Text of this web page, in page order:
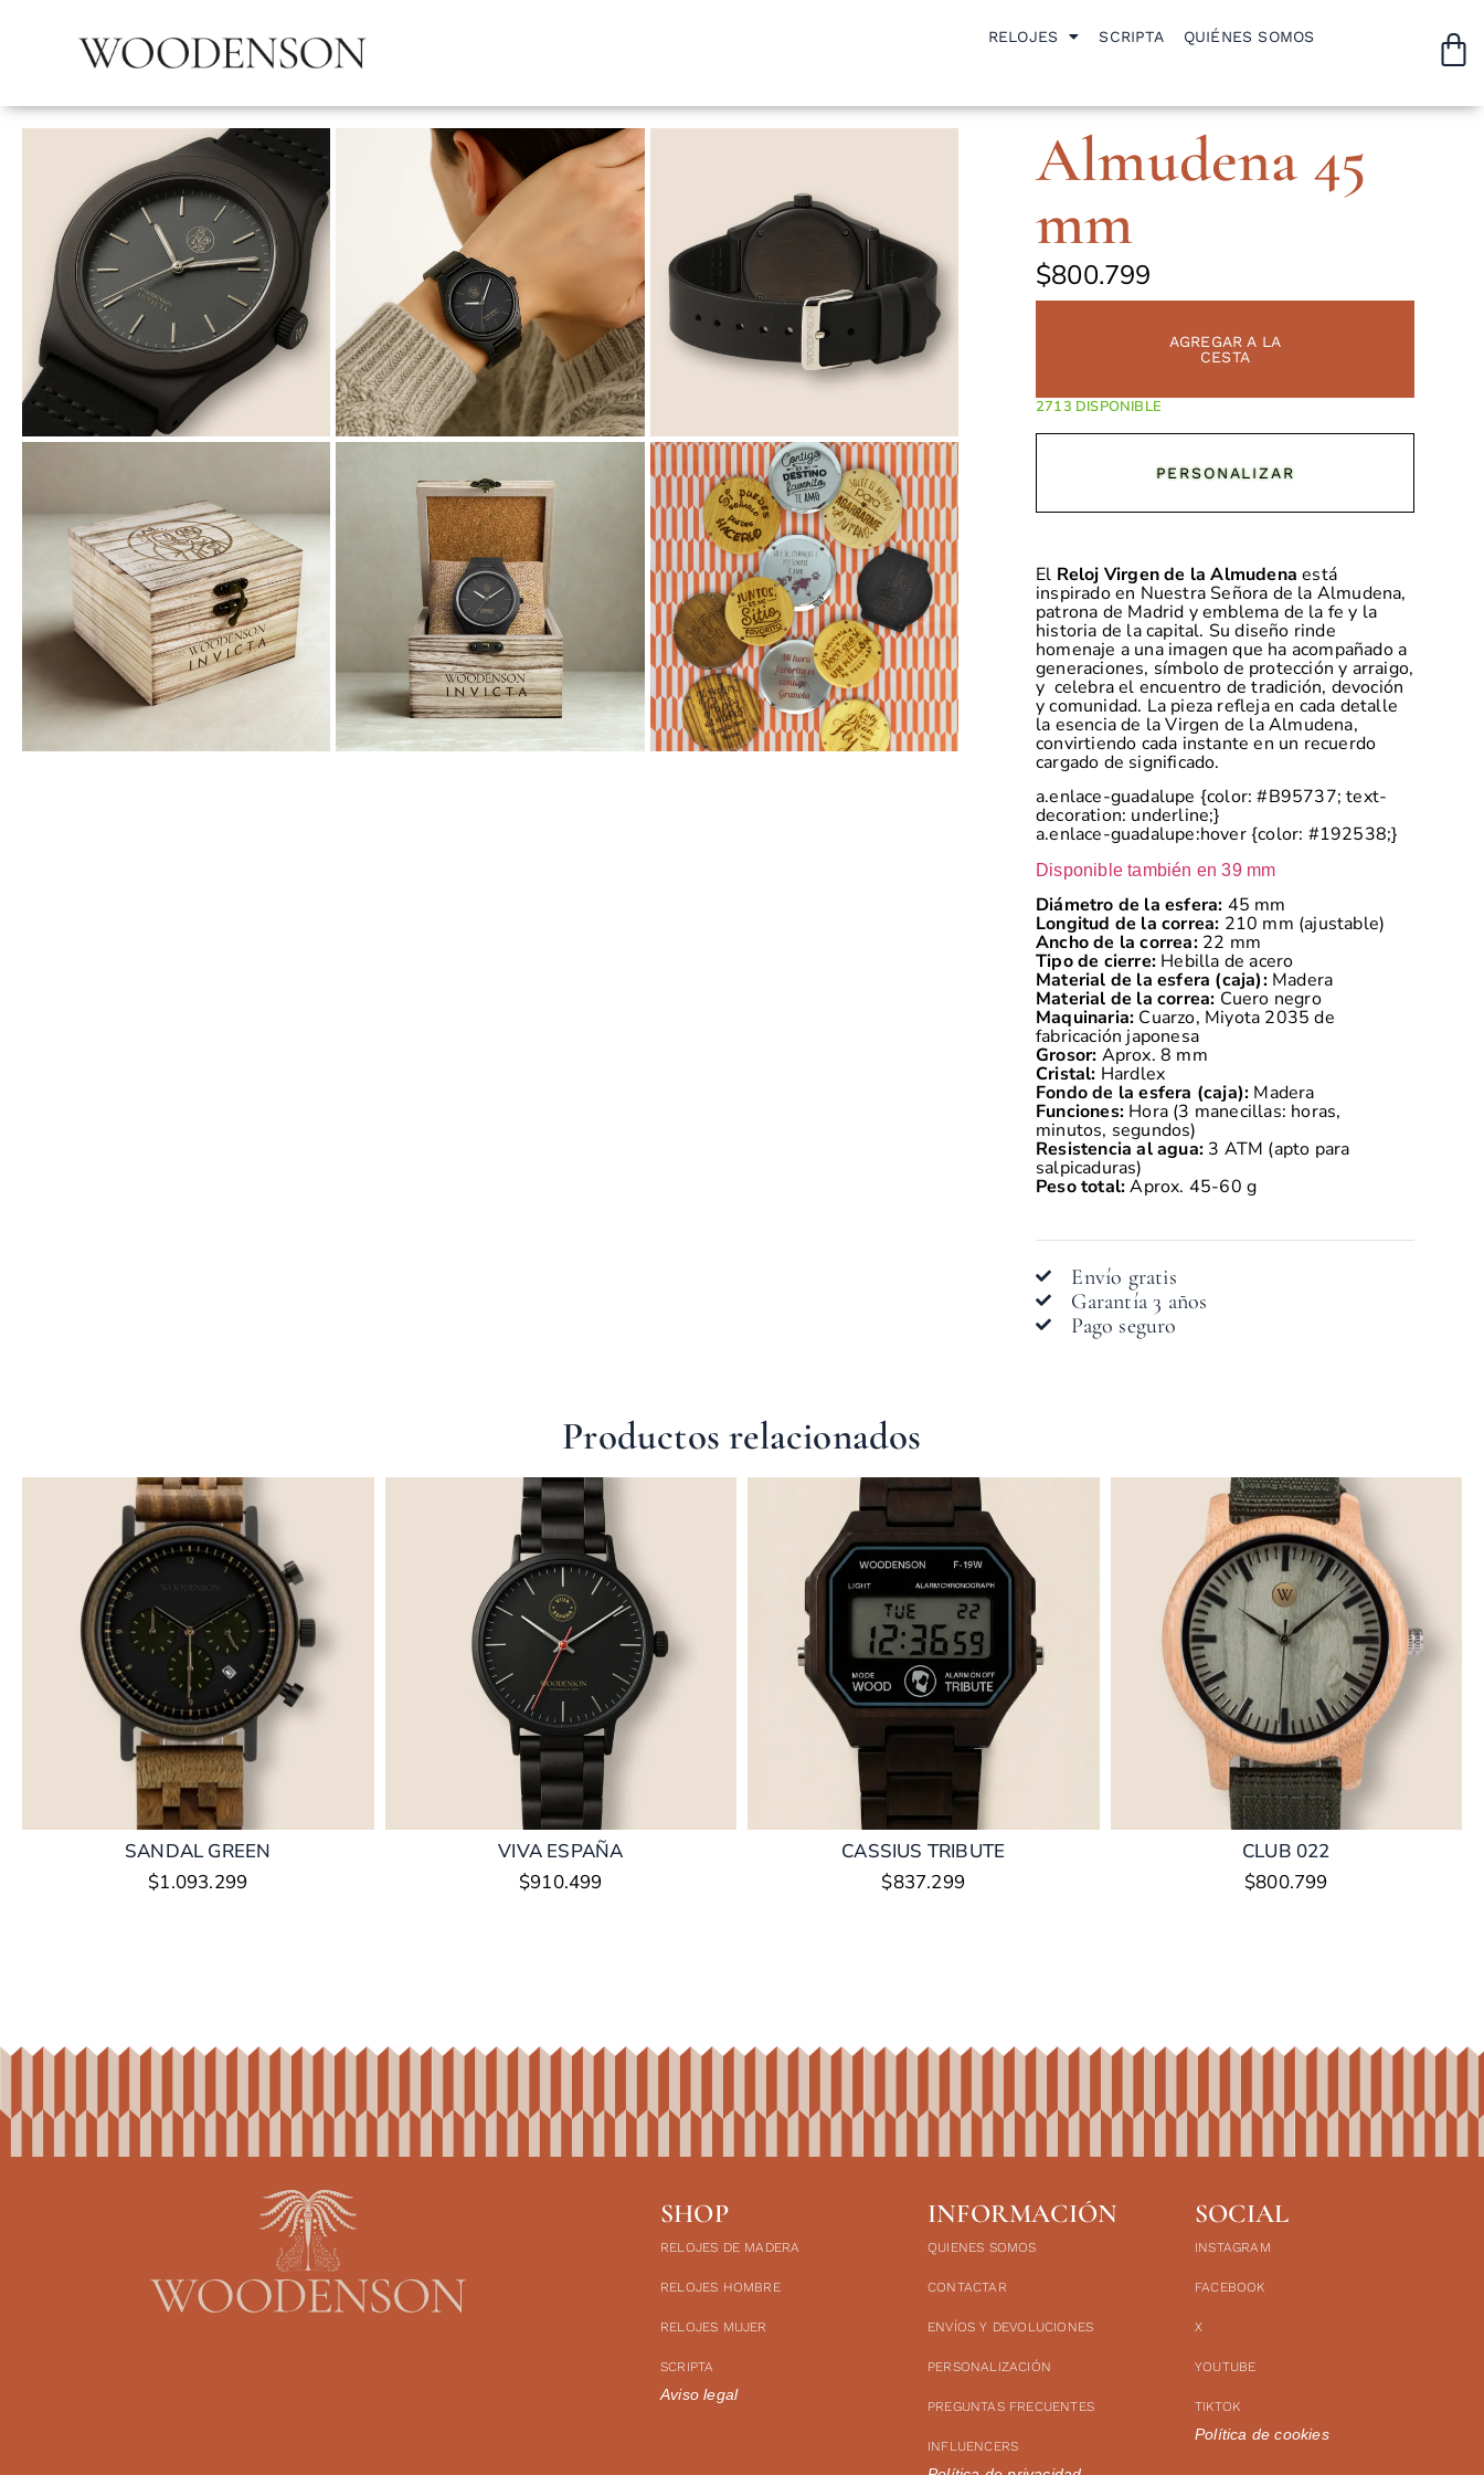
RELOJES SCRIPTA QUIÉNES SOMOS
Almudena 45
mm
$800.799
AGREGAR A LA
CESTA
DISPONIBLE
PERSONALIZAR
El Reloj Virgen de la Almudena está
inspirado en Nuestra Señora de la Almudena,
patrona de Madrid y emblema de la fe y la
historia de la capital. Su diseño rinde
homenaje a una imagen que ha acompañado a
generaciones, símbolo de protección y arraigo,
y celebra el encuentro de tradición, devoción
y comunidad. La pieza refleja en cada detalle
la esencia de la Virgen de la Almudena,
convirtiendo cada instante en un recuerdo
cargado de significado.
a.enlace-guadalupe {color: #B95737; text-
decoration: underline;}
a.enlace-guadalupe:hover {color: #192538;}
Disponible también en 39 mm
Diámetro de la esfera: 45 mm
Longitud de la correa: 210 mm (ajustable)
Ancho de la correa:22 mm
Tipo de cierre:Hebilla de acero
Material de la esfera (caja):Madera
Material de la correa: Cuero negro
Maquinaria: Cuarzo, Miyota 2035 de
fabricación japonesa
Grosor: Aprox. 8 mm
Cristal: Hardlex
Fondo de la esfera (caja): Madera
Funciones:Hora (3 manecillas: horas,
minutos, segundos)
Resistencia al agua:3 ATM (apto para
salpicaduras)
Peso total:Aprox. 45-60 g
Envío gratis
Garantía 3 años
Pago seguro
Productos relacionados
SANDAL GREEN
$1.093.299
VIVA ESPAÑA
$910.499
CASSIUS TRIBUTE
$837.299
CLUB 022
$800.799
SHOP
RELOJES DE MADERA
RELOJES HOMBRE
RELOJES MUJER
SCRIPTA
Aviso legal
INFORMACIÓN
QUIENES SOMOS
CONTACTAR
ENVÍOS Y DEVOLUCIONES
PERSONALIZACIÓN
PREGUNTAS FRECUENTES
INFLUENCERS
SOCIAL
INSTAGRAM
FACEBOOK
X
YOUTUBE
TIKTOK
Política de cookies